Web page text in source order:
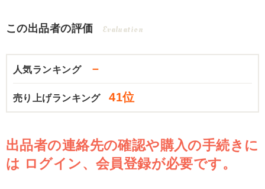
この出品者の評価 Evaluation
人気ランキング －
売り上げランキング 41位
出品者の連絡先の確認や購入の手続きに
は ログイン、会員登録が必要です。